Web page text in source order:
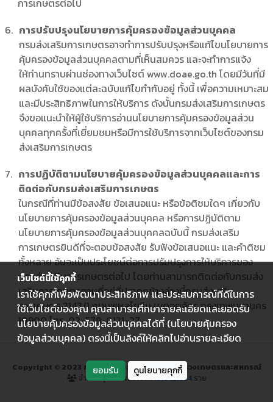
การเกษตรต่อไป
การปรับปรุงนโยบายการคุ้มครองข้อมูลส่วนบุคคล
กรมส่งเสริมการเกษตรอาจทำการปรับปรุงหรือแก้ไขนโยบายการ
คุ้มครองข้อมูลส่วนบุคคลตามที่เห็นสมควร และจะทำการแจ้ง
ให้ท่านทราบผ่านช่องทางเว็บไซต์ www.doae.go.th โดยมีวันที่มี
ผลบังคับใช้ของแต่ละฉบับแก้ไขกำกับอยู่ ทั้งนี้ เพื่อความเหมาะสม
และมีประสิทธิภาพในการให้บริการ ดังนั้นกรมส่งเสริมการเกษตร
จึงขอแนะนำให้ผู้ใช้บริการอ่านนโยบายการคุ้มครองข้อมูลส่วน
บุคคลทุกครั้งที่เยี่ยมชมหรือมีการใช้บริการจากเว็บไซต์ของกรม
ส่งเสริมการเกษตร
การปฏิบัติตามนโยบายคุ้มครองข้อมูลส่วนบุคคลและการ
ติดต่อกับกรมส่งเสริมการเกษตร
ในกรณีที่ท่านมีข้อสงสัย ข้อเสนอแนะ หรือข้อติชมใดๆ เกี่ยวกับ
นโยบายการคุ้มครองข้อมูลส่วนบุคคล หรือการปฏิบัติตาม
นโยบายการคุ้มครองข้อมูลส่วนบุคคลฉบับนี้ กรมส่งเสริม
การเกษตรยินดีที่จะตอบข้อสงสัย รับฟังข้อเสนอแนะ และคำติชม
ทั้งหลาย อันจะเป็นประโยชน์ต่อการปรับปรุงการให้บริการของ
กรมส่งเสริมการเกษตรต่อไป โดยท่านสามารถติดต่อกับกรมส่ง
เสริมการเกษตรตามที่อยู่ที่ปรากฎข้างล่างนี้กรมส่งเสริม
การเกษตร 2143/1 ถนนพหลโยธิน เขตจตุจักร กรุงเทพมหานคร
10900 โทร. 02-579-0121-27
Copyright © 2023 กรมส่งเสริมการเกษตร กระทรวงเกษตรและสหกรณ์
จำนวนผู้เข้าชมเว็บไซต์ :19,848,324ราย
เว็บไซต์นี้ใช้คุกกี้
เราใช้คุกกี้เพื่อพัฒนาประสิทธิภาพ และประสบการณ์ที่ดีในการ
ใช้เว็บไซต์ของคุณ คุณสามารถศึกษารายละเอียดและยอดรับ
นโยบายคุ้มครองข้อมูลส่วนบุคคลได้ที่ (นโยบายคุ้มครอง
ข้อมูลส่วนบุคคล) ตรงนี้เป็นลิงค์ให้คลิกไปอ่านรายละเอียด
ยอมรับ ดูนโยบายคุกกี้